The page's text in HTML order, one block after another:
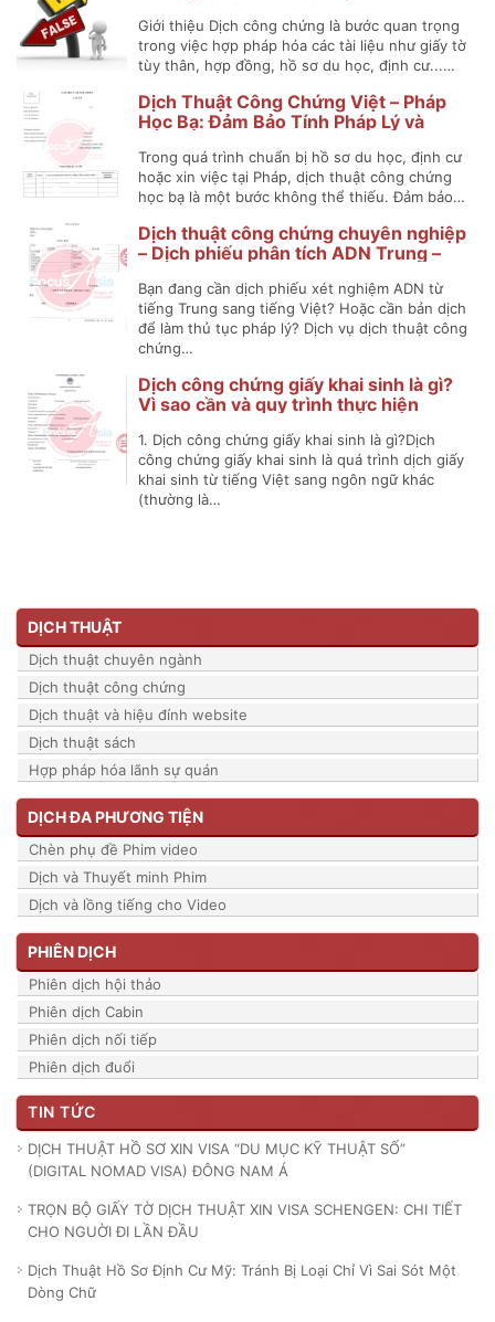
Giới thiệu Dịch công chứng là bước quan trọng
trong việc hợp pháp hóa các tài liệu như giấy tờ
tùy thân, hợp đồng, hồ sơ du học, định cư...…
Dịch Thuật Công Chứng Việt – Pháp
Học Bạ: Đảm Bảo Tính Pháp Lý và
Trong quá trình chuẩn bị hồ sơ du học, định cư
hoặc xin việc tại Pháp, dịch thuật công chứng
học bạ là một bước không thể thiếu. Đảm bảo…
Dịch thuật công chứng chuyên nghiệp
– Dịch phiếu phân tích ADN Trung –
Bạn đang cần dịch phiếu xét nghiệm ADN từ
tiếng Trung sang tiếng Việt? Hoặc cần bản dịch
để làm thủ tục pháp lý? Dịch vụ dịch thuật công
chứng…
Dịch công chứng giấy khai sinh là gì?
Vì sao cần và quy trình thực hiện
1. Dịch công chứng giấy khai sinh là gì?Dịch
công chứng giấy khai sinh là quá trình dịch giấy
khai sinh từ tiếng Việt sang ngôn ngữ khác
(thường là…
DỊCH THUẬT
Dịch thuật chuyên ngành
Dịch thuật công chứng
Dịch thuật và hiệu đính website
Dịch thuật sách
Hợp pháp hóa lãnh sự quán
DỊCH ĐA PHƯƠNG TIỆN
Chèn phụ đề Phim video
Dịch và Thuyết minh Phim
Dịch và lồng tiếng cho Video
PHIÊN DỊCH
Phiên dịch hội thảo
Phiên dịch Cabin
Phiên dịch nối tiếp
Phiên dịch đuổi
TIN TỨC
DỊCH THUẬT HỒ SƠ XIN VISA “DU MỤC KỸ THUẬT SỐ”
(DIGITAL NOMAD VISA) ĐÔNG NAM Á
TRỌN BỘ GIẤY TỜ DỊCH THUẬT XIN VISA SCHENGEN: CHI TIẾT
CHO NGUỜI ĐI LẦN ĐẦU
Dịch Thuật Hồ Sơ Định Cư Mỹ: Tránh Bị Loại Chỉ Vì Sai Sót Một
Dòng Chữ